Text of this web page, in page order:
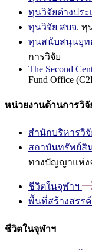
ทุนวิจัยต่างประ
ทุนวิจัย สบจ. ทุ
ทุนสนับสนุนยุท
การวิจัย
The Second
Fund Office
หน่วยงานด้านการวิจั
สำนักบริหารวิจั
สถาบันทรัพย์สิ
ทางปัญญาแห่ง
ชีวิตในจุฬาฯ
พื้นที่สร้างสรรค์
ชีวิตในจุฬาฯ